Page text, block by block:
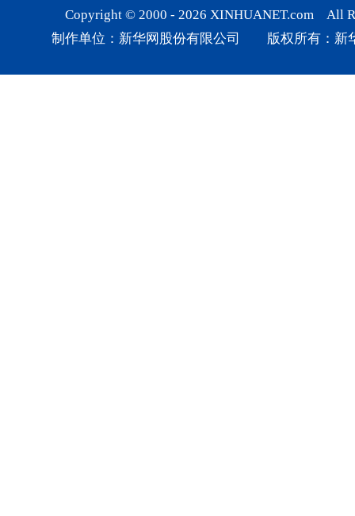
Copyright © 2000 - 2026 XINHUANET.com All
制作单位：新华网股份有限公司 版权所有：新